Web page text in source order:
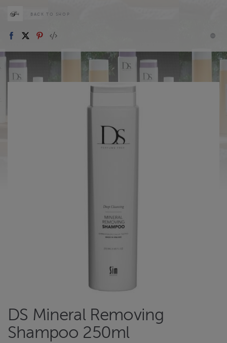
BACK TO SHOP
DS Mineral Removing
Shampoo 250ml